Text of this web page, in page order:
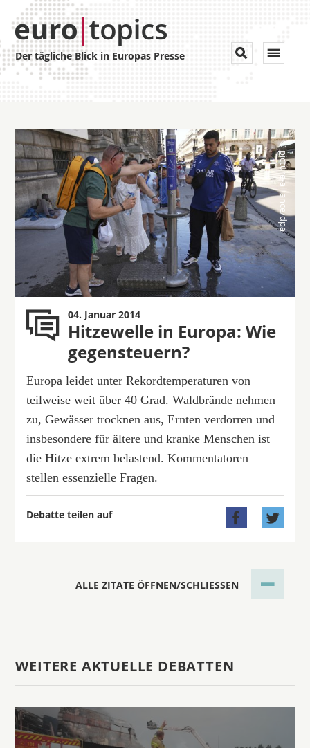
Der tägliche Blick in Europas Presse Toggle


04. Januar 2014
Hitzewelle in Europa: Wie
gegensteuern?
Europa leidet unter Rekordtemperaturen von
teilweise weit über 40 Grad. Waldbrände nehmen
zu, Gewässer trocknen aus, Ernten verdorren und
insbesondere für ältere und kranke Menschen ist
die Hitze extrem belastend. Kommentatoren
stellen essenzielle Fragen.
Debatte teilen auf  
ALLE ZITATE ÖFFNEN/SCHLIESSEN
WEITERE AKTUELLE DEBATTEN